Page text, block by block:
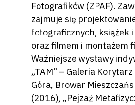
Fotografików (ZPAF).
zajmuje się
fotograficznych, książek i
oraz filmem i montażem
Ważniejsze wystawy
„TAM” – Galeria
Góra, Browar
(2016), „Pejzaż